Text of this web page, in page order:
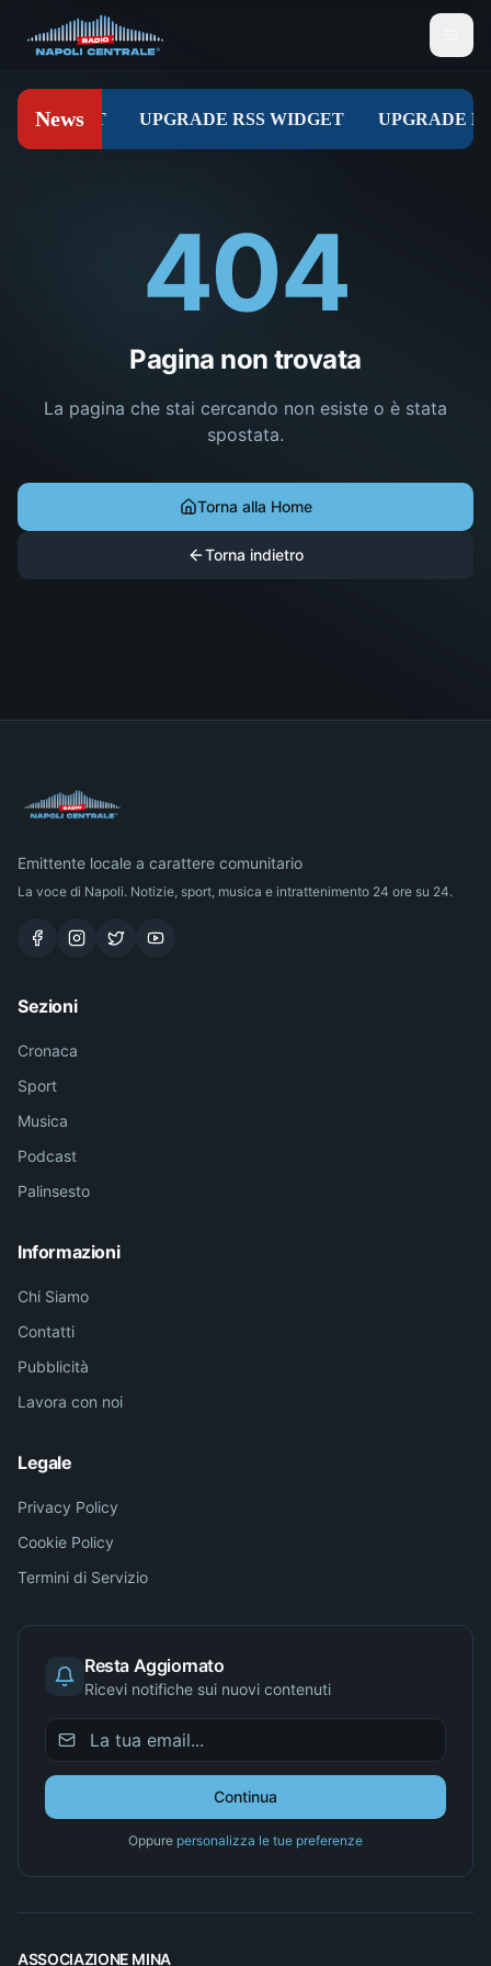
404
Pagina non trovata
La pagina che stai cercando non esiste o è stata
spostata.
Torna alla Home
Torna indietro
Emittente locale a carattere comunitario
La voce di Napoli. Notizie, sport, musica e intrattenimento 24 ore su 24.
Sezioni
Cronaca
Sport
Musica
Podcast
Palinsesto
Informazioni
Chi Siamo
Contatti
Pubblicità
Lavora con noi
Legale
Privacy Policy
Cookie Policy
Termini di Servizio
Resta Aggiornato
Ricevi notifiche sui nuovi contenuti
Continua
Oppure personalizza le tue preferenze
ASSOCIAZIONE MINA